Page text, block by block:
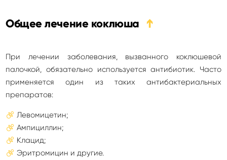
Общее лечение коклюша ➔
При лечении заболевания, вызванного коклюшевой
палочкой, обязательно используется антибиотик. Часто
применяется один из таких антибактериальных
препаратов:
Левомицетин;
Ампициллин;
Клацид;
Эритромицин и другие.